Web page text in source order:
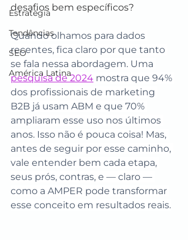
Estratégia
Tendências
SEO
América Latina
desafios bem específicos?
Quando olhamos para dados
recentes, fica claro por que tanto
se fala nessa abordagem. Uma
pesquisa de 2024 mostra que 94%
dos profissionais de marketing
B2B já usam ABM e que 70%
ampliaram esse uso nos últimos
anos. Isso não é pouca coisa! Mas,
antes de seguir por esse caminho,
vale entender bem cada etapa,
seus prós, contras, e — claro —
como a AMPER pode transformar
esse conceito em resultados reais.